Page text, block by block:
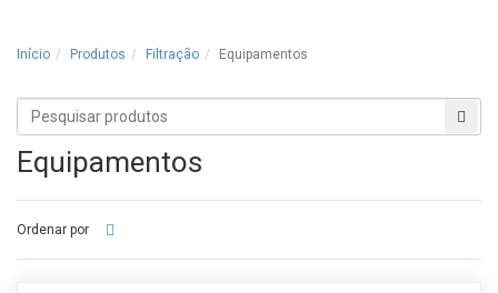
Início Produtos Filtração Equipamentos
Procurar
produtos
Equipamentos
Ordenar por